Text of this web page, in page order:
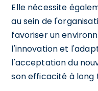
Elle nécessite
au sein de
favoriser un
l'innovation et
l'acceptation du
son efficacité à long